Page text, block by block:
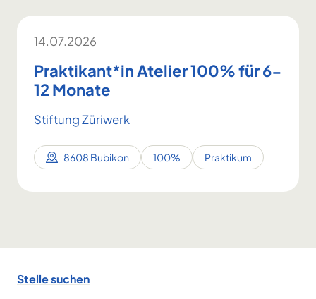
14.07.2026
Praktikant*in Atelier 100% für 6-
12 Monate
Stiftung Züriwerk
8608 Bubikon 100% Praktikum
Stelle suchen